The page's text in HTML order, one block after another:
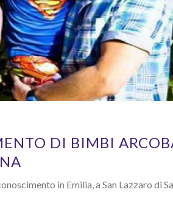
DI BIMBI
in Emilia, a San Lazzaro di